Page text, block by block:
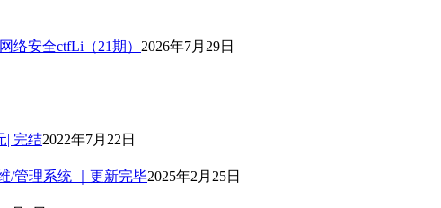
络安全ctfLi（21期） 2026年7月29日
| 完结2022年7月22日
/管理系统 ｜更新完毕2025年2月25日